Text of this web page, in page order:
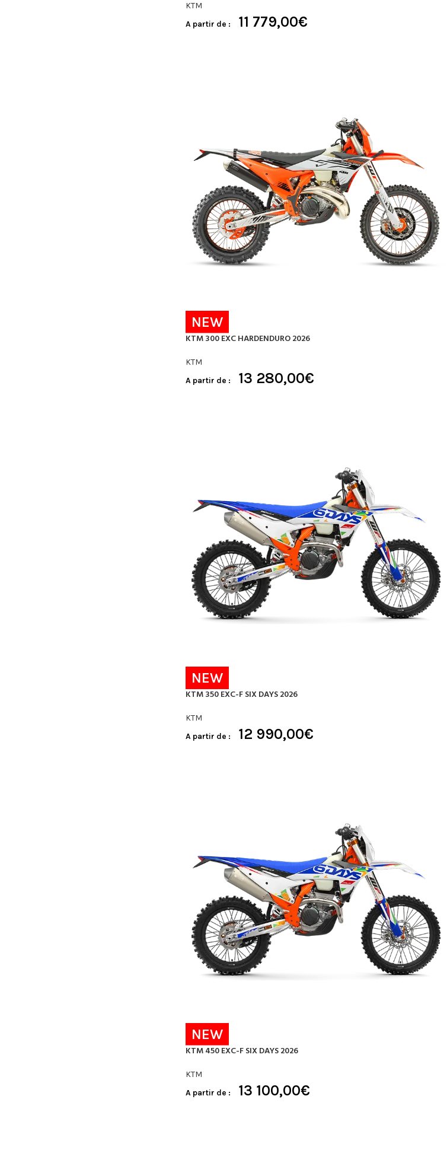
KTM
A partir de :
11 779,00€
NEW
KTM 300 EXC HARDENDURO 2026
KTM
A partir de :
13 280,00€
NEW
KTM 350 EXC-F SIX DAYS 2026
KTM
A partir de :
12 990,00€
NEW
KTM 450 EXC-F SIX DAYS 2026
KTM
A partir de :
13 100,00€